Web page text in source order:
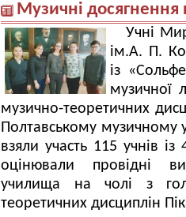
Музичні
Учні
ім.А. П.
із
музичної
музично-теоретичних
Полтавському музичному
взяли участь 115 учнів
оцінювали провідні
училища на чолі з
теоретичних дисциплін